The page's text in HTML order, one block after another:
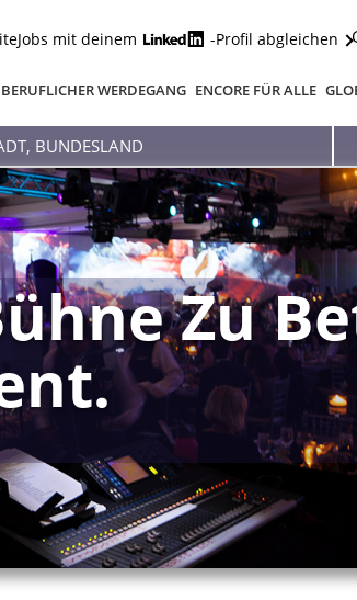
Jobs mit deinem -Profil abgleichen
BERUFLICHER WERDEGANG ENCORE FÜR ALLE
Zu